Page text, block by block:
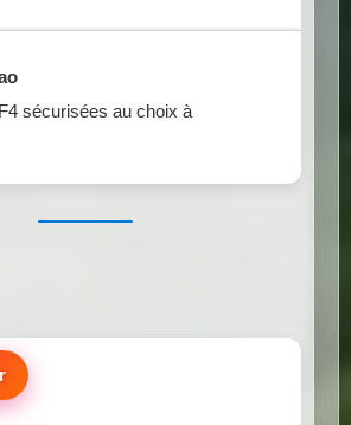
sécurisées au choix à